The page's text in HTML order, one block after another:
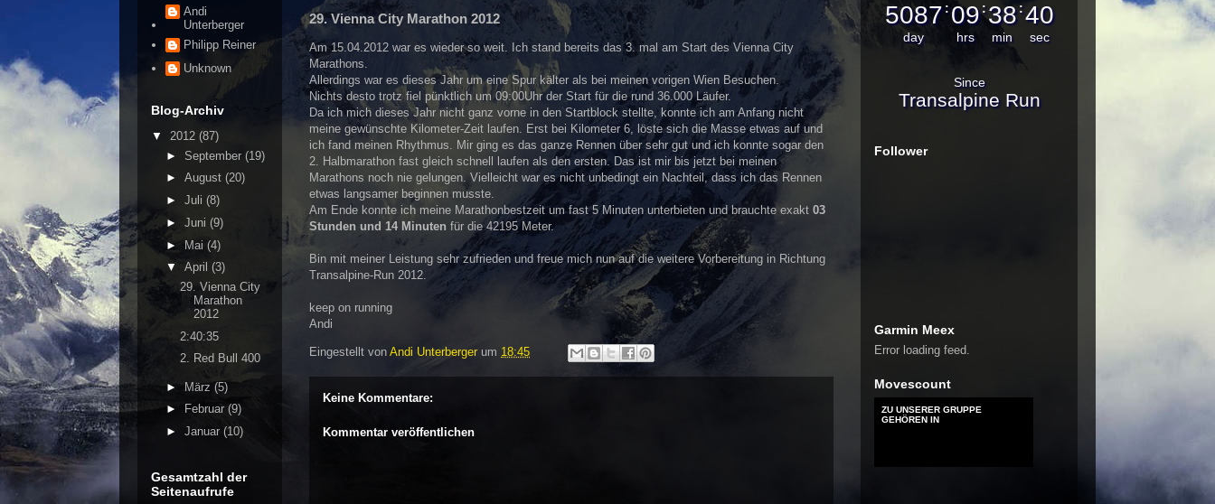
29. Vienna City Marathon 2012
Am 15.04.2012 war es wieder so weit. Ich stand bereits das 3. mal am Start des Vienna City
Marathons.
Allerdings war es dieses Jahr um eine Spur kälter als bei meinen vorigen Wien Besuchen.
Nichts desto trotz fiel pünktlich um 09:00Uhr der Start für die rund 36.000 Läufer.
Da ich mich dieses Jahr nicht ganz vorne in den Startblock stellte, konnte ich am Anfang nicht
meine gewünschte Kilometer-Zeit laufen. Erst bei Kilometer 6, löste sich die Masse etwas auf und
ich fand meinen Rhythmus. Mir ging es das ganze Rennen über sehr gut und ich konnte sogar den
2. Halbmarathon fast gleich schnell laufen als den ersten. Das ist mir bis jetzt bei meinen
Marathons noch nie gelungen. Vielleicht war es nicht unbedingt ein Nachteil, dass ich das Rennen
etwas langsamer beginnen musste.
Am Ende konnte ich meine Marathonbestzeit um fast 5 Minuten unterbieten und brauchte exakt 03
Stunden und 14 Minuten für die 42195 Meter.
Bin mit meiner Leistung sehr zufrieden und freue mich nun auf die weitere Vorbereitung in Richtung
Transalpine-Run 2012.
keep on running
Andi
Eingestellt von Andi Unterberger um 18:45
Keine Kommentare:
Kommentar veröffentlichen
Andi
Unterberger
Philipp Reiner
Unknown
Blog-Archiv
▼ 2012 (87)
► September (19)
► August (20)
► Juli (8)
► Juni (9)
► Mai (4)
▼ April (3)
29. Vienna City
Marathon
2012
2:40:35
2. Red Bull 400
► März (5)
►
Februar (9)
► Januar (10)
Gesamtzahl der
Seitenaufrufe
5087
day
: 09
hrs
:38
min
:40
sec
Since
Transalpine Run
Follower
Garmin Meex
Error loading feed.
Movescount
ZU UNSERER GRUPPE
GEHÖREN IN